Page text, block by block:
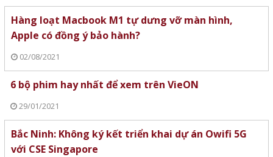
Hàng loạt Macbook M1 tự dưng vỡ màn hình,
Apple có đồng ý bảo hành?
02/08/2021
6 bộ phim hay nhất để xem trên VieON
29/01/2021
Bắc Ninh: Không ký kết triển khai dự án Owifi 5G
với CSE Singapore